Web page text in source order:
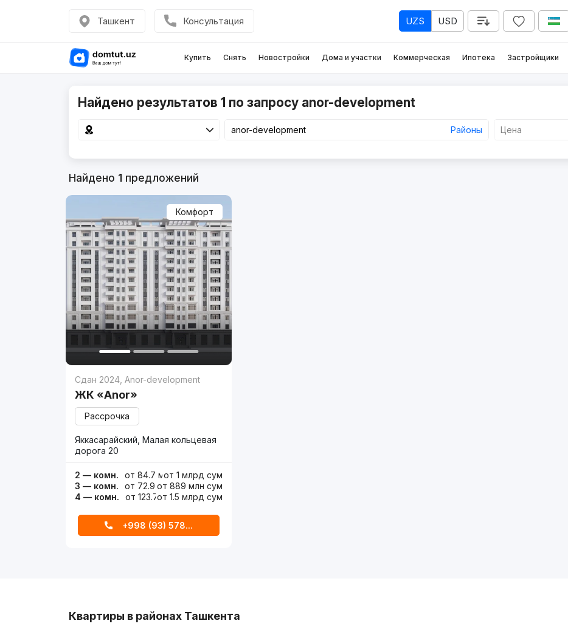
Ташкент Консультация UZS USD
Купить Снять Новостройки Дома и участки Коммерческая Ипотека Застройщики
Найдено результатов 1 по запросу anor-development
Районы Цена
Найдено 1предложений
Комфорт
Сдан 2024 ,Anor-development
ЖК «Anor»
Рассрочка
Яккасарайский, Малая кольцевая
дорога 20
2 — комн. от 84.7 м²от 1 млрд сум
3 — комн.
от 72.9 м²
от 889 млн сум
4 — комн.
от 123.7 м²
от 1.5 млрд сум
+998 (93) 578...
Квартиры в районах Ташкента